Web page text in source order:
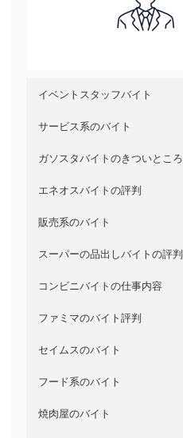
イベントスタッフバイト
サービス系のバイト
ガソスタバイトのきついところ
エネオスバイトの評判
販売系のバイト
スーパーの品出しバイトの評判
コンビニバイトの仕事内容
ファミマのバイト評判
セイムスのバイト
フード系のバイト
焼肉屋のバイト